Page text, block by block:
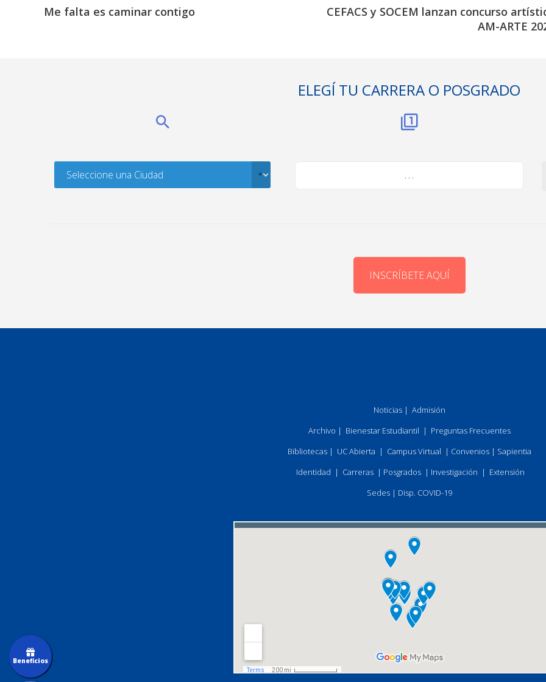
Me falta es caminar contigo
CEFACS y SOCEM lanzan concurso
AM-ARTE
ELEGÍ TU CARRERA O POSGRADO
. . .
INSCRÍBETE AQUÍ
Noticias| Admisión
Archivo | Bienestar Estudiantil | Preguntas Frecuentes
Bibliotecas| UC Abierta | Campus Virtual | Convenios| Sapientia
Identidad | Carreras| Posgrados| Investigación | Extensión
Sedes| Disp. COVID-19
Beneficios